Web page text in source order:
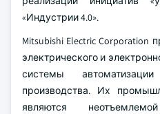
«Индустрии 4.0».
Mitsubishi Electric Corporation
электрического и
системы
производства. Их
являются